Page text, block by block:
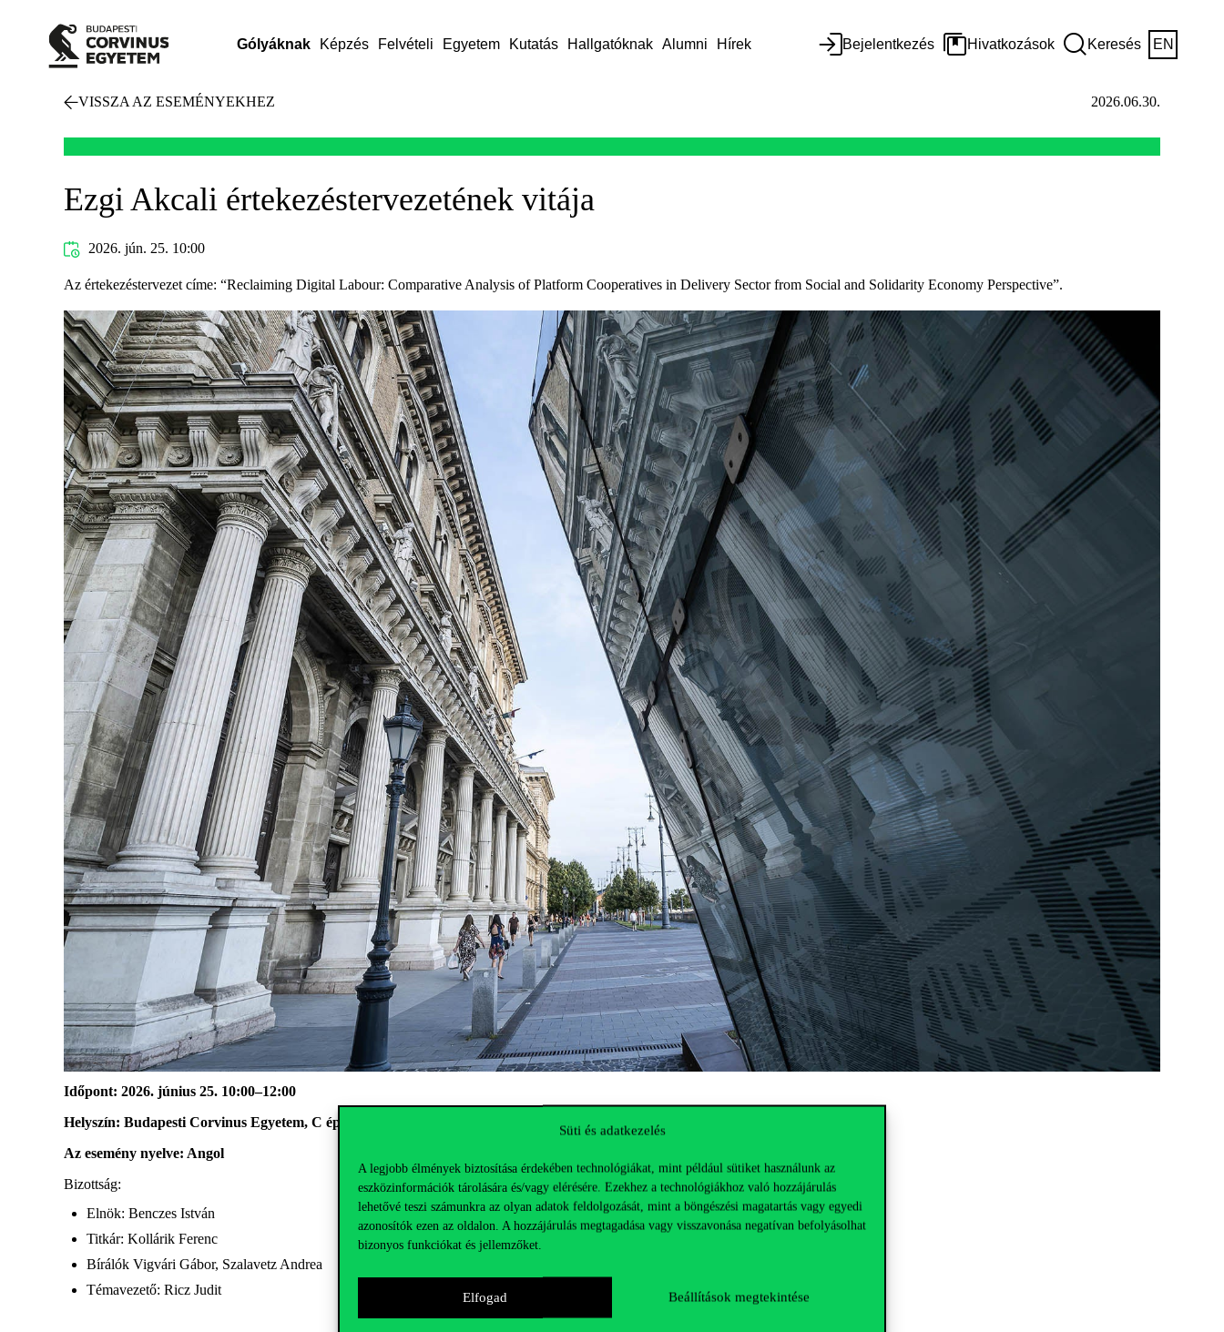
Süti és adatkezelés
A legjobb élmények biztosítása érdekében technológiákat, mint például sütiket használunk az
eszközinformációk tárolására és/vagy elérésére. Ezekhez a technológiákhoz való hozzájárulás
lehetővé teszi számunkra az olyan adatok feldolgozását, mint a böngészési magatartás vagy egyedi
azonosítók ezen az oldalon. A hozzájárulás megtagadása vagy visszavonása negatívan befolyásolhat
bizonyos funkciókat és jellemzőket.
Elfogad Beállítások megtekintése
Gólyáknak Képzés Felvételi Egyetem Kutatás Hallgatóknak Alumni Hírek Bejelentkezés Hivatkozások Keresés EN
VISSZA AZ ESEMÉNYEKHEZ 2026.06.30.
Ezgi Akcali értekezéstervezetének vitája
2026. jún. 25. 10:00
Az értekezéstervezet címe: “Reclaiming Digital Labour: Comparative Analysis of Platform Cooperatives in Delivery Sector from Social and Solidarity Economy Perspective”.
Időpont: 2026. június 25. 10:00–12:00
Helyszín: Budapesti Corvinus Egyetem, C épület, C.416
Az esemény nyelve: Angol
Bizottság:
Elnök: Benczes István
Titkár: Kollárik Ferenc
Bírálók Vigvári Gábor, Szalavetz Andrea
Témavezető: Ricz Judit